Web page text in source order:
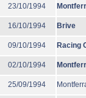
23/10/1994
16/10/1994 Brive
09/10/1994 Racing
02/10/1994
25/09/1994